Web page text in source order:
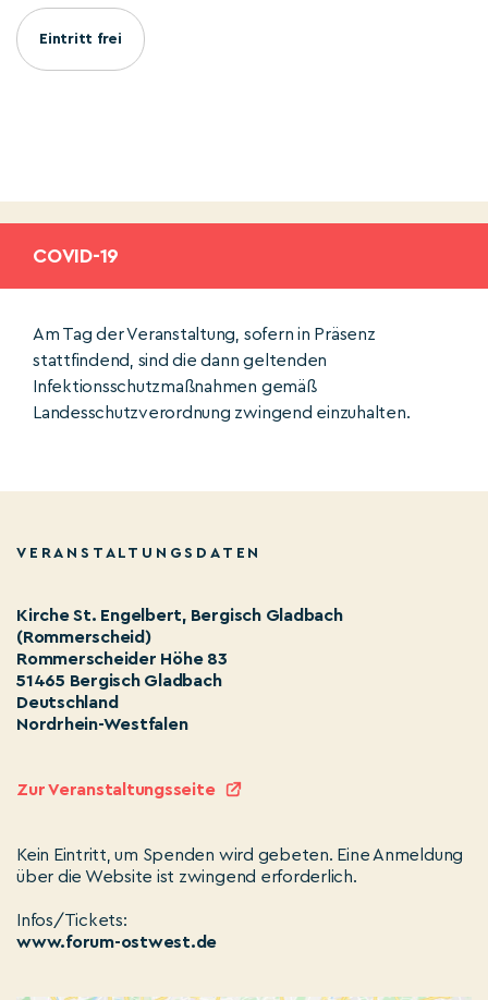
Eintritt frei
COVID-19
Am Tag der Veranstaltung, sofern in Präsenz
stattfindend, sind die dann geltenden
Infektionsschutzmaßnahmen gemäß
Landesschutzverordnung zwingend einzuhalten.
VERANSTALTUNGSDATEN
Kirche St. Engelbert, Bergisch Gladbach
(Rommerscheid)
Rommerscheider Höhe 83
51465 Bergisch Gladbach
Deutschland
Nordrhein-Westfalen
Zur Veranstaltungsseite
Kein Eintritt, um Spenden wird gebeten. Eine Anmeldung
über die Website ist zwingend erforderlich.
Infos/Tickets:
www.forum-ostwest.de